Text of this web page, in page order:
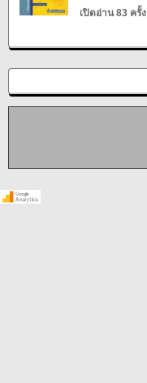
เปิดอ่าน 83 ครั้ง